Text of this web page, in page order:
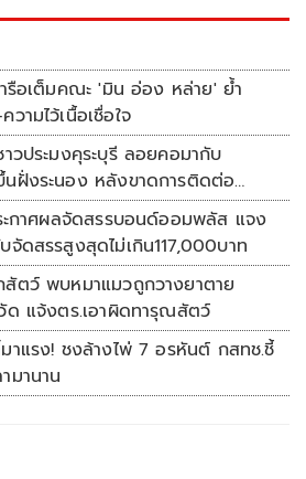
รือเต็มคณะ 'มิน อ่อง หล่าย' ย้ำ
ามไว้เนื้อเชื่อใจ
วประมงคุระบุรี ลอยคอมากับ
ฝั่งระนอง หลังขาดการติดต่อ
ะกาศผลจัดสรรบอนด์ออมพลัส แจง
จัดสรรสูงสุดไม่เกิน117,000บาท
ตว์ พบหมาแมวถูกวางยาตาย
ด แจ้งตร.เอาผิดทารุณสัตว์
าแรง! ชงล้างไพ่ 7 อรหันต์ กสทช.ชี้
มานาน